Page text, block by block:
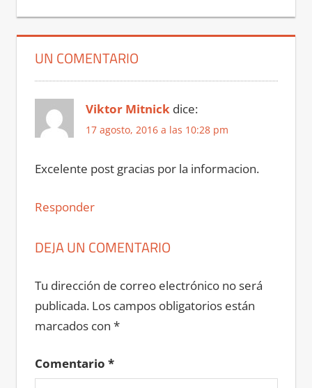
UN COMENTARIO
Viktor Mitnick dice:
17 agosto, 2016 a las 10:28 pm
Excelente post gracias por la informacion.
Responder
DEJA UN COMENTARIO
Tu dirección de correo electrónico no será
publicada. Los campos obligatorios están
marcados con *
Comentario *